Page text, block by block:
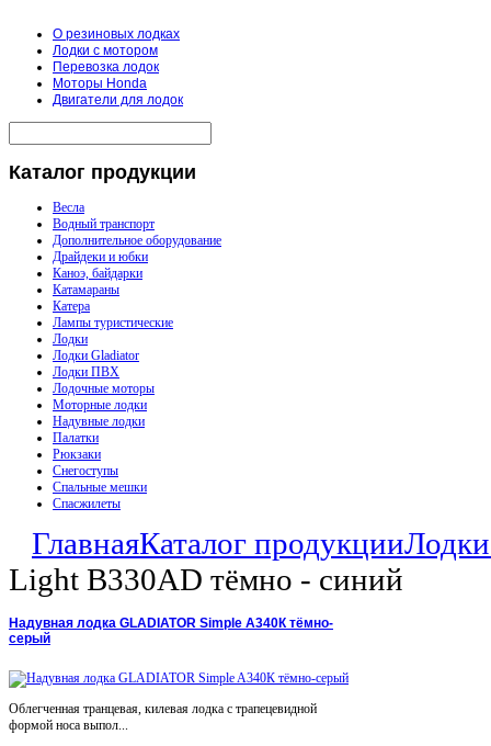
О резиновых лодках
Лодки с мотором
Перевозка лодок
Моторы Honda
Двигатели для лодок
Каталог продукции
Весла
Водный транспорт
Дополнительное оборудование
Драйдеки и юбки
Каноэ, байдарки
Катамараны
Катера
Лампы туристические
Лодки
Лодки Gladiator
Лодки ПВХ
Лодочные моторы
Моторные лодки
Надувные лодки
Палатки
Рюкзаки
Снегоступы
Спальные мешки
Спасжилеты
ГлавнаяКаталог продукции
Light B330AD тёмно - синий
Надувная лодка GLADIATOR Simple A340К тёмно-
серый
Облегченная транцевая, килевая лодка с трапецевидной
формой носа выпол...